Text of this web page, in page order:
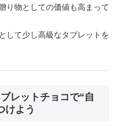
り物としての価値も高まって
して少し高級なタブレットを
レットチョコで“自
けよう